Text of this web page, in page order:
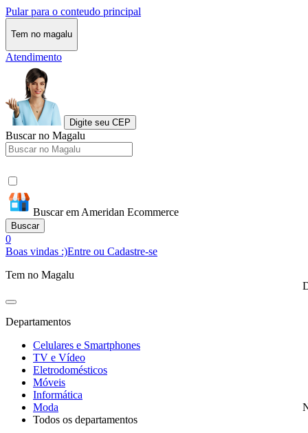
Pular para o conteudo principal
Tem no magalu
Atendimento
Digite seu CEP
Buscar no Magalu
Buscar em Ameridan Ecommerce
Buscar
0
Boas vindas :)Entre ou Cadastre-se
Tem no Magalu
Departamentos
Celulares e Smartphones
TV e Vídeo
Eletrodomésticos
Móveis
Informática
Moda
Todos os departamentos